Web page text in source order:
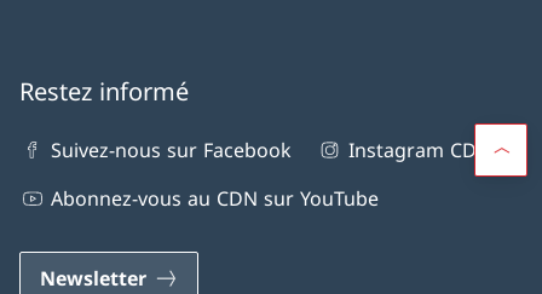
Restez informé
Suivez-nous sur Facebook
Instagram CDN
Abonnez-vous au CDN sur YouTube
Newsletter